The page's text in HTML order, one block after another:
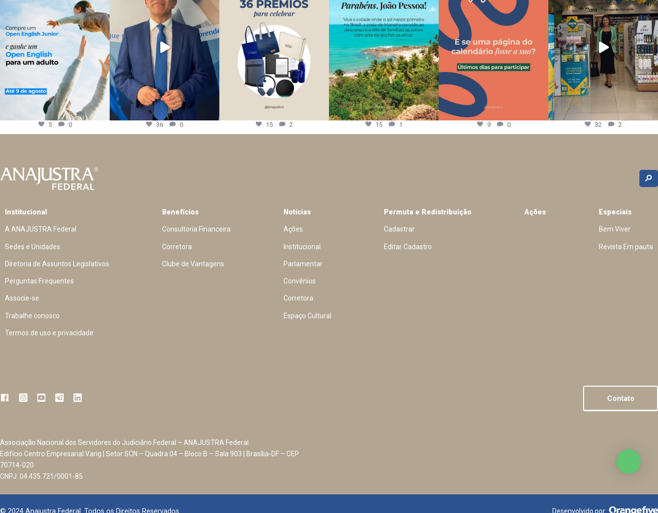
5 0 36 0 15 2 15 1 9 0 32 2
Institucional
A ANAJUSTRA Federal
Sedes e Unidades
Diretoria de Assuntos Legislativos
Perguntas Frequentes
Associe-se
Trabalhe conosco
Termos de uso e privacidade
Benefícios
Consultoria Financeira
Corretora
Clube de Vantagens
Notícias
Ações
Institucional
Parlamentar
Convênios
Corretora
Espaço Cultural
Permuta e Redistribuição
Cadastrar
Editar Cadastro
Ações Especiais
Bem Viver
Revista Em pauta
Contato
Associação Nacional dos Servidores do Judiciário Federal – ANAJUSTRA Federal
Edifício Centro Empresarial Varig | Setor SCN – Quadra 04 – Bloco B – Sala 903 | Brasília-DF – CEP
70714-020
CNPJ: 04.435.721/0001-85
© 2024 Anajustra Federal. Todos os Direitos Reservados. Desenvolvido por: